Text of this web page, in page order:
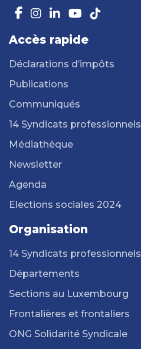
Accès rapide
Déclarations d’impôts
Publications
Communiqués
14 Syndicats professionnels
Médiathèque
Newsletter
Agenda
Elections sociales 2024
Organisation
14 Syndicats professionnels
Départements
Sections au Luxembourg
Frontalières et frontaliers
ONG Solidarité Syndicale